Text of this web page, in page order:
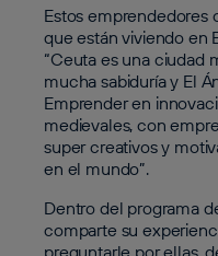
Estos emprendedores
que están viviendo en
“Ceuta es una ciudad
mucha sabiduría y El
Emprender en
medievales, con
super creativos y
en el mundo”.
Dentro del programa
comparte su